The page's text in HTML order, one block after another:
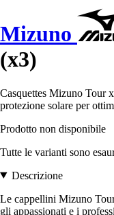
Mizuno
(x3)
Casquettes Mizuno Tour
protezione solare per
Prodotto non disponibile
Tutte le varianti sono
Descrizione
Le cappellini Mizuno
gli appassionati e i